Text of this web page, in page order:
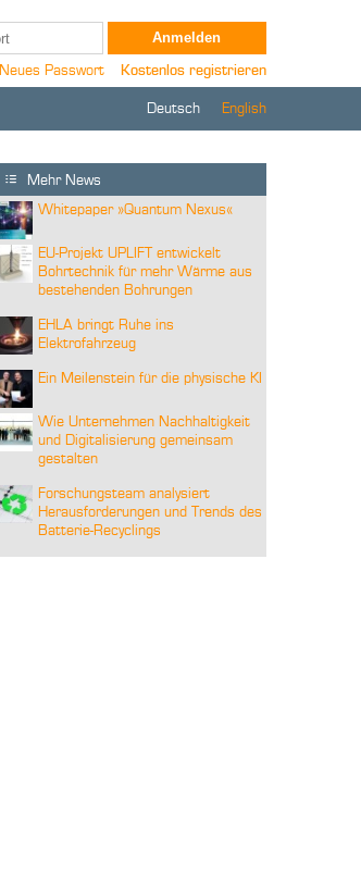
Neues Passwort Kostenlos registrieren
Deutsch English
Mehr News
Whitepaper »Quantum Nexus«
EU-Projekt UPLIFT entwickelt
Bohrtechnik für mehr Wärme aus
bestehenden Bohrungen
EHLA bringt Ruhe ins
Elektrofahrzeug
Ein Meilenstein für die physische KI
Wie Unternehmen Nachhaltigkeit
und Digitalisierung gemeinsam
gestalten
Forschungsteam analysiert
Herausforderungen und Trends des
Batterie-Recyclings